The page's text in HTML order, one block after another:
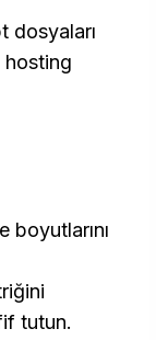
dosyaları
hosting
boyutlarını
tutun.